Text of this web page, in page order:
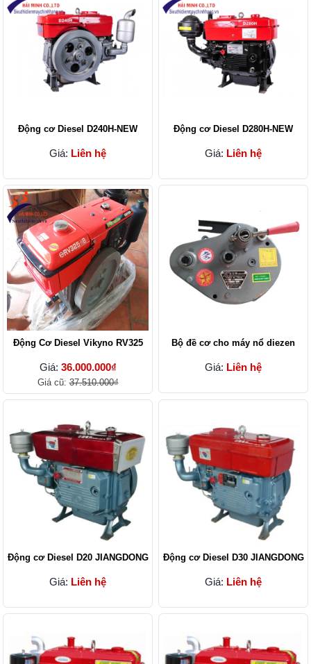
Động cơ Diesel D240H-NEW
Giá: Liên hệ
Động cơ Diesel D280H-NEW
Giá: Liên hệ
Động Cơ Diesel Vikyno RV325
Giá: 36.000.000₫
Giá cũ:37.510.000₫
Bộ đề cơ cho máy nổ diezen
Giá: Liên hệ
Động cơ Diesel D20 JIANGDONG
Giá: Liên hệ
Động cơ Diesel D30 JIANGDONG
Giá: Liên hệ